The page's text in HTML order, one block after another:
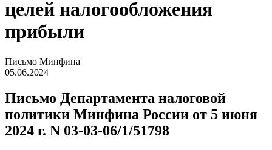
целей налогообложения
прибыли
Письмо Минфина
05.06.2024
Письмо Департамента налоговой
политики Минфина России от 5 июня
2024 г. N 03-03-06/1/51798